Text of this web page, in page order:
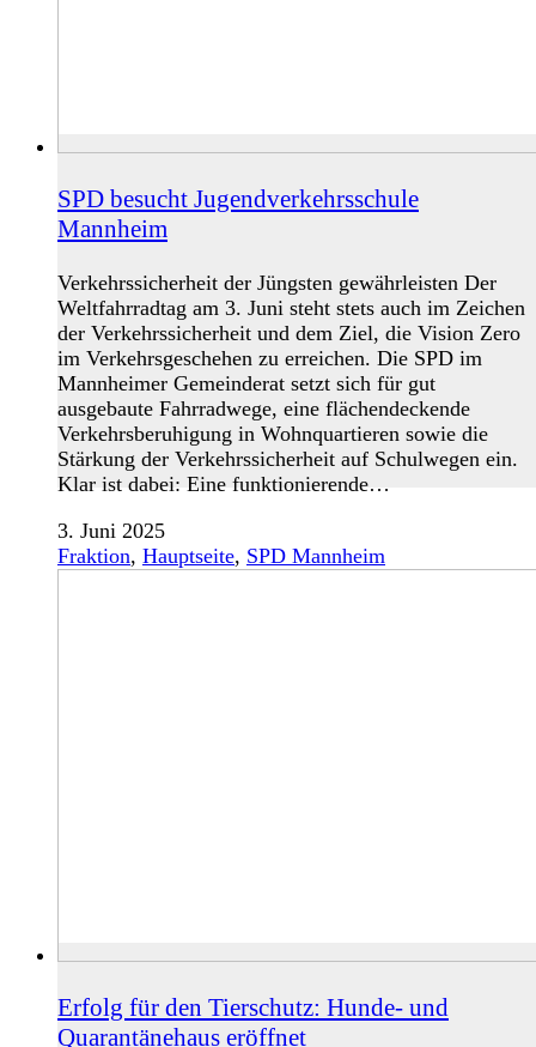
SPD besucht Jugendverkehrsschule
Mannheim
Verkehrssicherheit der Jüngsten gewährleisten Der
Weltfahrradtag am 3. Juni steht stets auch im Zeichen
der Verkehrssicherheit und dem Ziel, die Vision Zero
im Verkehrsgeschehen zu erreichen. Die SPD im
Mannheimer Gemeinderat setzt sich für gut
ausgebaute Fahrradwege, eine flächendeckende
Verkehrsberuhigung in Wohnquartieren sowie die
Stärkung der Verkehrssicherheit auf Schulwegen ein.
Klar ist dabei: Eine funktionierende…
3. Juni 2025
Fraktion, Hauptseite, SPD Mannheim
Erfolg für den Tierschutz: Hunde- und
Quarantänehaus eröffnet